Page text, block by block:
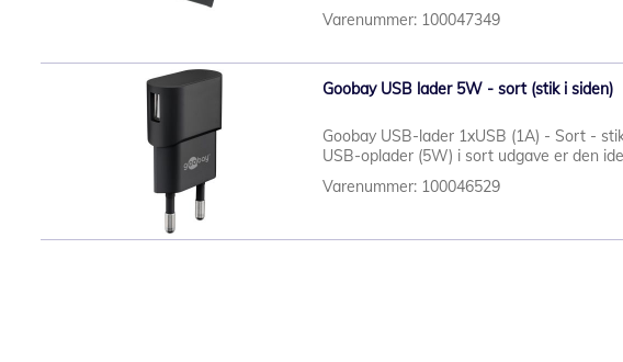
Varenummer: 100047349
Goobay USB lader 5W - sort (stik i siden)
Goobay USB-lader 1xUSB (1A) - Sort -
USB-oplader (5W) i sort udgave er den
Varenummer: 100046529